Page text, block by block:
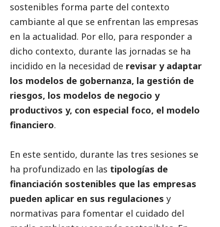
sostenibles forma parte del contexto
cambiante al que se enfrentan las empresas
en la actualidad. Por ello, para responder a
dicho contexto, durante las jornadas se ha
incidido en la necesidad de revisar y adaptar
los modelos de gobernanza, la gestión de
riesgos, los modelos de negocio y
productivos y, con especial foco, el modelo
financiero.
En este sentido, durante las tres sesiones se
ha profundizado en las tipologías de
financiación sostenibles que las empresas
pueden aplicar en sus regulaciones y
normativas para fomentar el cuidado del